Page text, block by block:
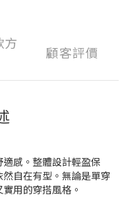
方
顧客評價
感。整體設計輕盈保
自在有型。無論是單穿
用的穿搭風格。